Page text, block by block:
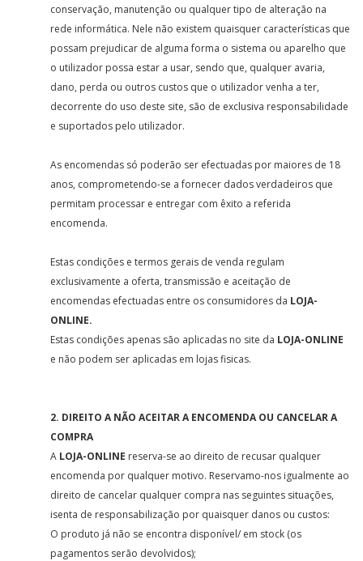
conservação, manutenção ou qualquer tipo de alteração na
rede informática. Nele não existem quaisquer características que
possam prejudicar de alguma forma o sistema ou aparelho que
o utilizador possa estar a usar, sendo que, qualquer avaria,
dano, perda ou outros custos que o utilizador venha a ter,
decorrente do uso deste site, são de exclusiva responsabilidade
e suportados pelo utilizador.
As encomendas só poderão ser efectuadas por maiores de 18
anos, comprometendo-se a fornecer dados verdadeiros que
permitam processar e entregar com êxito a referida
encomenda.
Estas condições e termos gerais de venda regulam
exclusivamente a oferta, transmissão e aceitação de
encomendas efectuadas entre os consumidores da LOJA-
ONLINE.
Estas condições apenas são aplicadas no site da LOJA-ONLINE
e não podem ser aplicadas em lojas fisicas.
2. DIREITO A NÃO ACEITAR A ENCOMENDA OU CANCELAR A
COMPRA
A LOJA-ONLINE reserva-se ao direito de recusar qualquer
encomenda por qualquer motivo. Reservamo-nos igualmente ao
direito de cancelar qualquer compra nas seguintes situações,
isenta de responsabilização por quaisquer danos ou custos:
O produto já não se encontra disponível/ em stock (os
pagamentos serão devolvidos);